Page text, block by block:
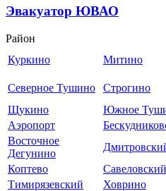
Эвакуатор ЮВАО
Район
Куркино
Митино
Северное Тушино
Строгино
Щукино
Южное
Аэропорт
Восточное
Дегунино
Коптево
Савеловский
Тимирязевский
Ховрино